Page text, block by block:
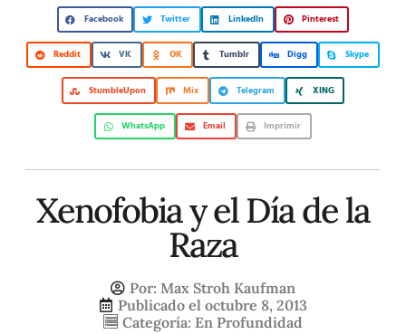
Facebook Twitter LinkedIn Pinterest
Reddit VK OK Tumblr Digg Skype
StumbleUpon Mix Telegram XING
WhatsApp Email Imprimir
Xenofobia y el Día de la
Raza
Por: Max Stroh Kaufman
Publicado el octubre 8, 2013
Categoría: En Profundidad